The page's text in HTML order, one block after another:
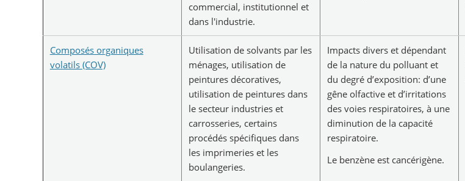
commercial, institutionnel et
dans l'industrie.
Composés organiques
volatils (COV)
Utilisation de solvants par les
ménages, utilisation de
peintures décoratives,
utilisation de peintures dans
le secteur industries et
carrosseries, certains
procédés spécifiques dans
les imprimeries et les
boulangeries.
Impacts divers et dépendant
de la nature du polluant et
du degré d’exposition: d’une
gêne olfactive et d’irritations
des voies respiratoires, à une
diminution de la capacité
respiratoire.
Le benzène est cancérigène.